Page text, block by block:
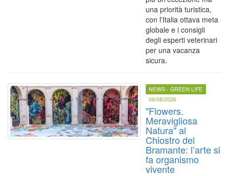
una priorità turistica,
con l'Italia ottava meta
globale e i consigli
degli esperti veterinari
per una vacanza
sicura.
NEWS - GREEN LIFE
06/08/2026
"Flowers.
Meravigliosa
Natura" al
Chiostro del
Bramante: l’arte si
fa organismo
vivente